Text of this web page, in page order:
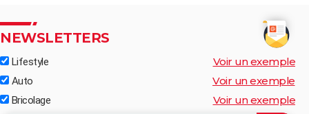
NEWSLETTERS
Lifestyle Voir un exemple
Auto Voir un exemple
Bricolage Voir un exemple